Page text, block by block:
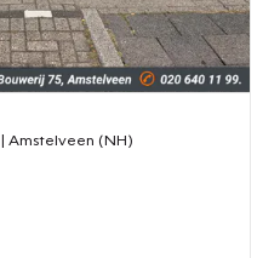
| Amstelveen (NH)